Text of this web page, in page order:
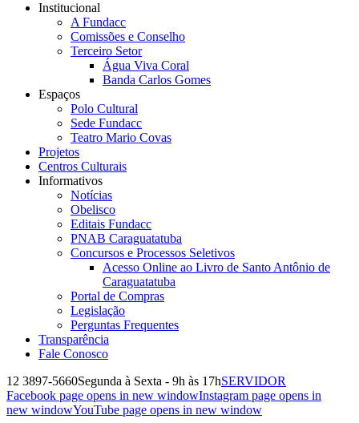
Institucional
A Fundacc
Comissões e Conselho
Terceiro Setor
Água Viva Coral
Banda Carlos Gomes
Espaços
Polo Cultural
Sede Fundacc
Teatro Mario Covas
Projetos
Centros Culturais
Informativos
Notícias
Obelisco
Editais Fundacc
PNAB Caraguatatuba
Concursos e Processos Seletivos
Acesso Online ao Livro de Santo Antônio de
Caraguatatuba
Portal de Compras
Legislação
Perguntas Frequentes
Transparência
Fale Conosco
12 3897-5660Segunda à Sexta - 9h às 17hSERVIDOR
Facebook page opens in new windowInstagram page opens in
new windowYouTube page opens in new window